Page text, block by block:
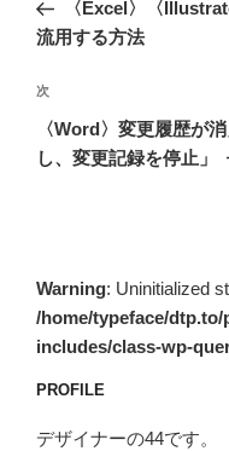
ナ
ゲ
ー
シ
投
〈Excel〉〈
流用する方法
次
の
投
次
〈Word〉変更履歴が
し、変更記録を停止」
Warning: Uninitialized
/home/typeface/
includes/class-wp-
PROFILE
デザイナーの44です。